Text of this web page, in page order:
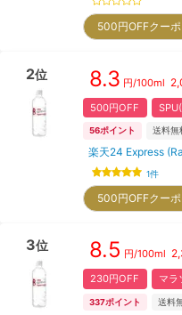
500円OFFクー
2位 8.3 円/100ml
500円OFF
56ポイント 送料無
楽天24 Express
1件
500円OFFクー
3位 8.5 円/100ml
230円OFF マラ
337ポイント 送料